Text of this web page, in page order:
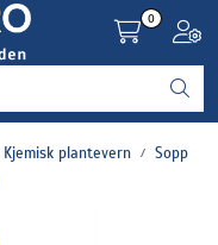
0
Kjemisk plantevern
Sopp